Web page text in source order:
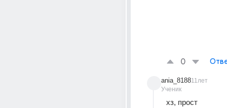
0
ania_8188
Ученик
11лет
хз, прост